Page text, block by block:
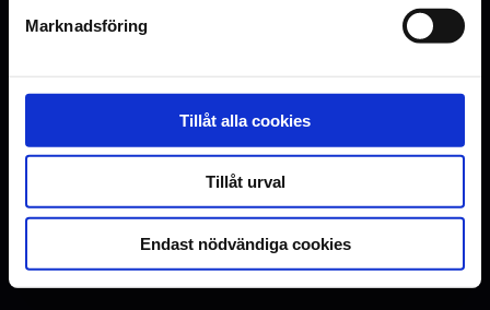
Marknadsföring
Tillåt alla cookies
Tillåt urval
Endast nödvändiga cookies